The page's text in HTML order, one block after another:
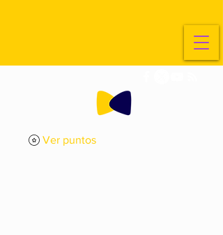
Ver puntos